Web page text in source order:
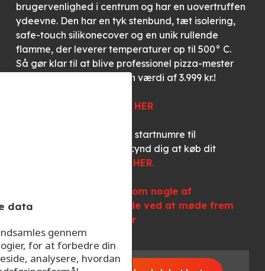
brugervenlighed i centrum og har en uovertruffen
ydeevne. Den har en tyk stenbund, tæt isolering,
safe-touch silikonecover og en unik rullende
flamme, der leverer temperaturer op til 500° C.
Så gør klar til at blive professionel pizza-mester
med denne pizzaovn til en værdi af 3.999 kr.!
HER
Vi trækker lod blandt alle startnumre til
NordJULlandsløbet, så skynd dig at køb dit
HER.
Se programmet og læs om nogle af
gevinsterne du kan vinde ved at møde frem
den 1. december klik her
data
gennem
for at forbedre din
analysere, hvordan